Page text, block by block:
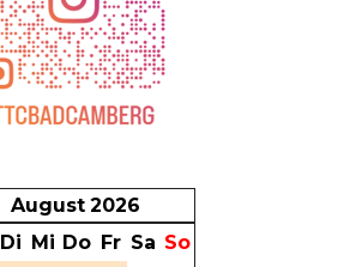
August 2026
Di Mi Do Fr Sa So